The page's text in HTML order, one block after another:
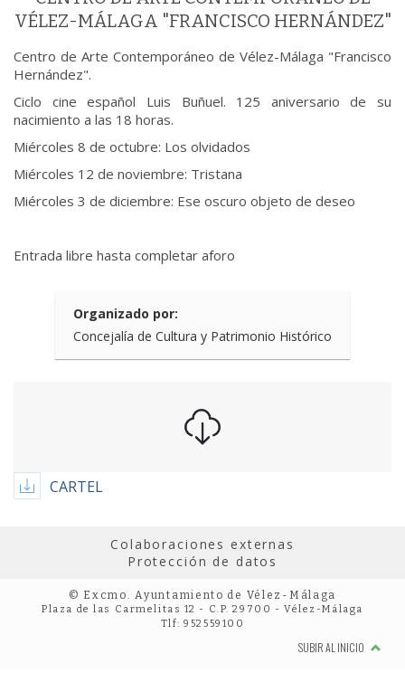
VÉLEZ-MÁLAGA "FRANCISCO HERNÁNDEZ"
Centro de Arte Contemporáneo de Vélez-Málaga "Francisco
Hernández".
Ciclo cine español Luis Buñuel. 125 aniversario de su
nacimiento a las 18 horas.
Miércoles 8 de octubre: Los olvidados
Miércoles 12 de noviembre: Tristana
Miércoles 3 de diciembre: Ese oscuro objeto de deseo
Entrada libre hasta completar aforo
Organizado por:
Concejalía de Cultura y Patrimonio Histórico
CARTEL
Colaboraciones externas
Protección de datos
© Excmo. Ayuntamiento de Vélez-Málaga
Plaza de las Carmelitas 12 - C.P. 29700 - Vélez-Málaga
Tlf: 952559100
SUBIR AL INICIO